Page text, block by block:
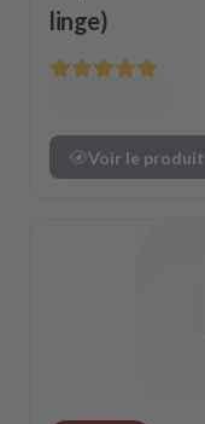
linge)
Voir le produit